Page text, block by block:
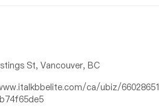
St, Vancouver, BC
ca/ubiz/66028651